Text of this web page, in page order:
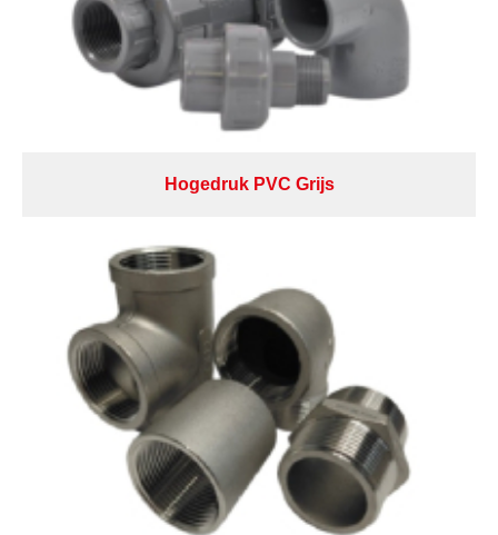
Hogedruk PVC Grijs